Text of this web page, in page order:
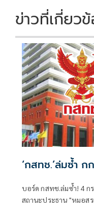
k k
ข่าวที่เกี่ยว
บอร์ด กสทช.ล่มซ้ำ! 4 ก
สถานะประธาน "หมอ